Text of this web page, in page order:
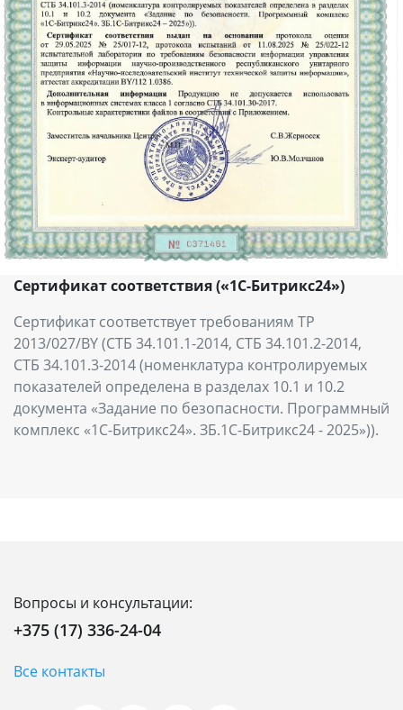
Сертификат соответствия («1С-Битрикс24»)
Сертификат соответствует требованиям ТР
2013/027/BY (СТБ 34.101.1-2014, СТБ 34.101.2-2014,
СТБ 34.101.3-2014 (номенклатура контролируемых
показателей определена в разделах 10.1 и 10.2
документа «Задание по безопасности. Программный
комплекс «1С-Битрикс24». ЗБ.1С-Битрикс24 - 2025»)).
Вопросы и консультации:
+375 (17) 336-24-04
Все контакты